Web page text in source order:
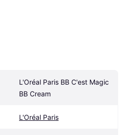
L'Oréal Paris BB C'est Magic
BB Cream
L'Oréal Paris